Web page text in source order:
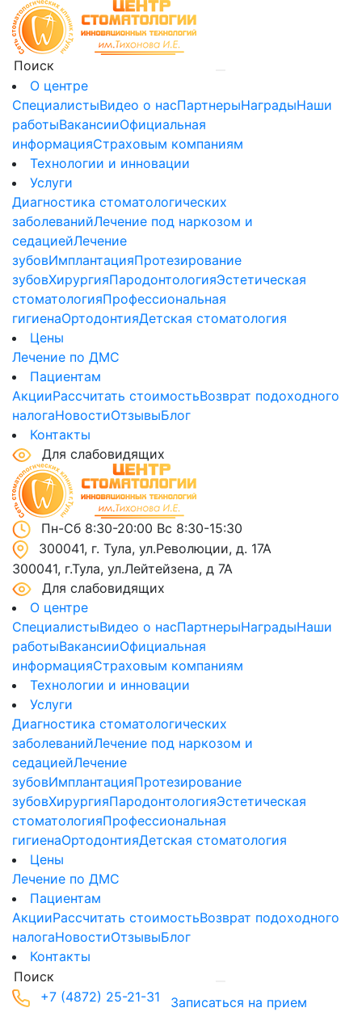
О центре
СпециалистыВидео о насПартнерыНаградыНаши
работыВакансииОфициальная
информацияСтраховым компаниям
Технологии и инновации
Услуги
Диагностика стоматологических
заболеванийЛечение под наркозом и
седациейЛечение
зубовИмплантацияПротезирование
зубовХирургияПародонтологияЭстетическая
стоматологияПрофессиональная
гигиенаОртодонтияДетская стоматология
Цены
Лечение по ДМС
Пациентам
АкцииРассчитать стоимостьВозврат подоходного
налогаНовостиОтзывыБлог
Контакты
Для слабовидящих
Пн-Сб 8:30-20:00 Вс 8:30-15:30
300041, г. Тула, ул.Революции, д. 17А
300041, г.Тула, ул.Лейтейзена, д 7А
Для слабовидящих
О центре
СпециалистыВидео о насПартнерыНаградыНаши
работыВакансииОфициальная
информацияСтраховым компаниям
Технологии и инновации
Услуги
Диагностика стоматологических
заболеванийЛечение под наркозом и
седациейЛечение
зубовИмплантацияПротезирование
зубовХирургияПародонтологияЭстетическая
стоматологияПрофессиональная
гигиенаОртодонтияДетская стоматология
Цены
Лечение по ДМС
Пациентам
АкцииРассчитать стоимостьВозврат подоходного
налогаНовостиОтзывыБлог
Контакты
+7 (4872) 25-21-31
Записаться на прием